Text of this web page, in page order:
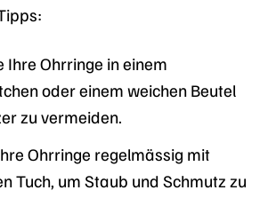
Ihre Ohrringe in einem
oder einem weichen Beutel
zu vermeiden.
Ohrringe regelmässig mit
Tuch, um Staub und Schmutz zu